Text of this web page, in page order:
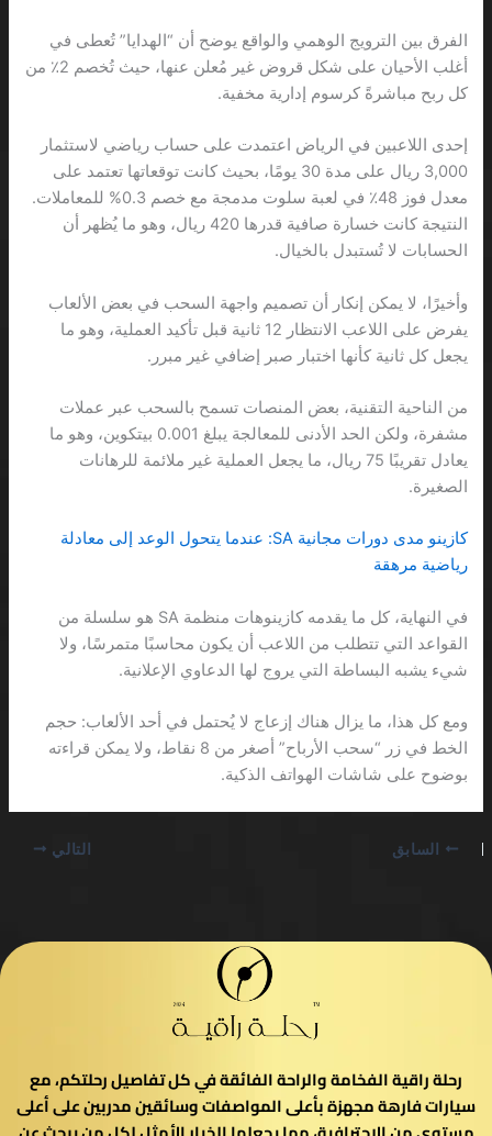
الفرق بين الترويج الوهمي والواقع يوضح أن “الهدايا” تُعطى في
أغلب الأحيان على شكل قروض غير مُعلن عنها، حيث تُخصم 2٪ من
كل ربح مباشرةً كرسوم إدارية مخفية.
إحدى اللاعبين في الرياض اعتمدت على حساب رياضي لاستثمار
3,000 ريال على مدة 30 يومًا، بحيث كانت توقعاتها تعتمد على
معدل فوز 48٪ في لعبة سلوت مدمجة مع خصم 0.3% للمعاملات.
النتيجة كانت خسارة صافية قدرها 420 ريال، وهو ما يُظهر أن
الحسابات لا تُستبدل بالخيال.
وأخيرًا، لا يمكن إنكار أن تصميم واجهة السحب في بعض الألعاب
يفرض على اللاعب الانتظار 12 ثانية قبل تأكيد العملية، وهو ما
يجعل كل ثانية كأنها اختبار صبر إضافي غير مبرر.
من الناحية التقنية، بعض المنصات تسمح بالسحب عبر عملات
مشفرة، ولكن الحد الأدنى للمعالجة يبلغ 0.001 بيتكوين، وهو ما
يعادل تقريبًا 75 ريال، ما يجعل العملية غير ملائمة للرهانات
الصغيرة.
كازينو مدى دورات مجانية SA: عندما يتحول الوعد إلى معادلة
رياضية مرهقة
في النهاية، كل ما يقدمه كازينوهات منظمة SA هو سلسلة من
القواعد التي تتطلب من اللاعب أن يكون محاسبًا متمرسًا، ولا
شيء يشبه البساطة التي يروج لها الدعاوي الإعلانية.
ومع كل هذا، ما يزال هناك إزعاج لا يُحتمل في أحد الألعاب: حجم
الخط في زر “سحب الأرباح” أصغر من 8 نقاط، ولا يمكن قراءته
بوضوح على شاشات الهواتف الذكية.
السابق التالي
رحلة راقية الفخامة والراحة الفائقة في كل تفاصيل رحلتكم، مع
سيارات فارهة مجهزة بأعلى المواصفات وسائقين مدربين على أعلى